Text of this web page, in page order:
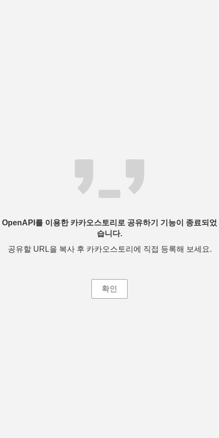
OpenAPI를 이용한 카카오스토리로 공유하기 기능이 종료되었
습니다.
공유할 URL을 복사 후 카카오스토리에 직접 등록해 보세요.
확인